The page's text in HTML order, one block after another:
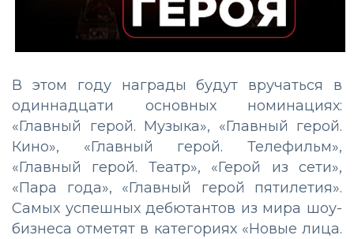
В этом году награды будут вручаться в
одиннадцати основных номинациях:
«Главный герой. Музыка», «Главный герой.
Кино», «Главный герой. Телефильм»,
«Главный герой. Театр», «Герой из сети»,
«Пара года», «Главный герой пятилетия».
Самых успешных дебютантов из мира шоу-
бизнеса отметят в категориях «Новые лица.